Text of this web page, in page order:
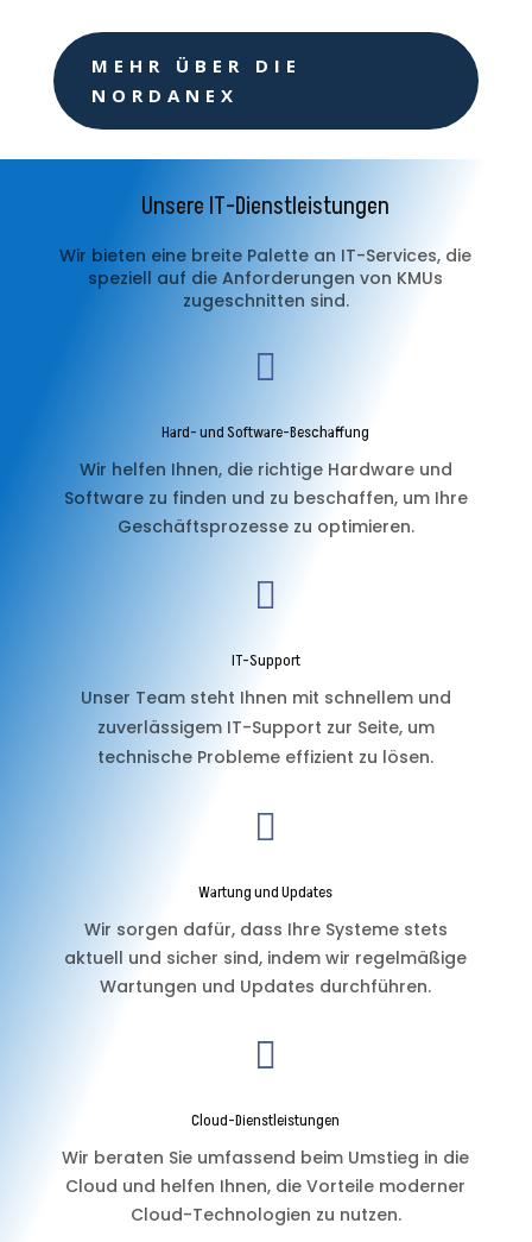
MEHR ÜBER DIE
NORDANEX
Unsere IT-Dienstleistungen
Wir bieten eine breite Palette an IT-Services, die
speziell auf die Anforderungen von KMUs
zugeschnitten sind.

Hard- und Software-Beschaffung
Wir helfen Ihnen, die richtige Hardware und
Software zu finden und zu beschaffen, um Ihre
Geschäftsprozesse zu optimieren.

IT-Support
Unser Team steht Ihnen mit schnellem und
zuverlässigem IT-Support zur Seite, um
technische Probleme effizient zu lösen.

Wartung und Updates
Wir sorgen dafür, dass Ihre Systeme stets
aktuell und sicher sind, indem wir regelmäßige
Wartungen und Updates durchführen.

Cloud-Dienstleistungen
Wir beraten Sie umfassend beim Umstieg in die
Cloud und helfen Ihnen, die Vorteile moderner
Cloud-Technologien zu nutzen.